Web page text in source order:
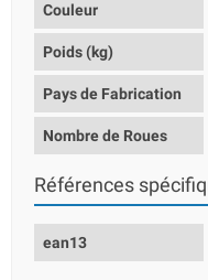
Couleur
Poids (kg)
Pays de Fabrication
Nombre de Roues
Références
ean13